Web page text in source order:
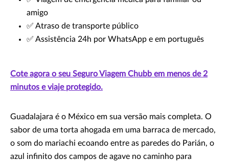
amigo
✅ Atraso de transporte público
✅ Assistência 24h por WhatsApp e em português
Cote agora o seu Seguro Viagem Chubb em menos de 2
minutos e viaje protegido.
Guadalajara é o México em sua versão mais completa. O
sabor de uma torta ahogada em uma barraca de mercado,
o som do mariachi ecoando entre as paredes do Parián, o
azul infinito dos campos de agave no caminho para